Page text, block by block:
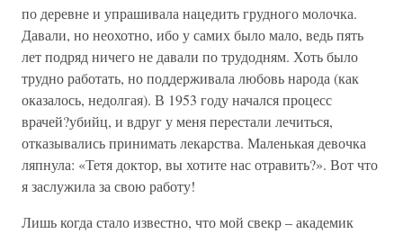
по деревне и упрашивала нацедить грудного молочка.
Давали, но неохотно, ибо у самих было мало, ведь пять
лет подряд ничего не давали по трудодням. Хоть было
трудно работать, но поддерживала любовь народа (как
оказалось, недолгая). В 1953 году начался процесс
врачей?убийц, и вдруг у меня перестали лечиться,
отказывались принимать лекарства. Маленькая девочка
ляпнула: «Тетя доктор, вы хотите нас отравить?». Вот что
я заслужила за свою работу!
Лишь когда стало известно, что мой свекр – академик